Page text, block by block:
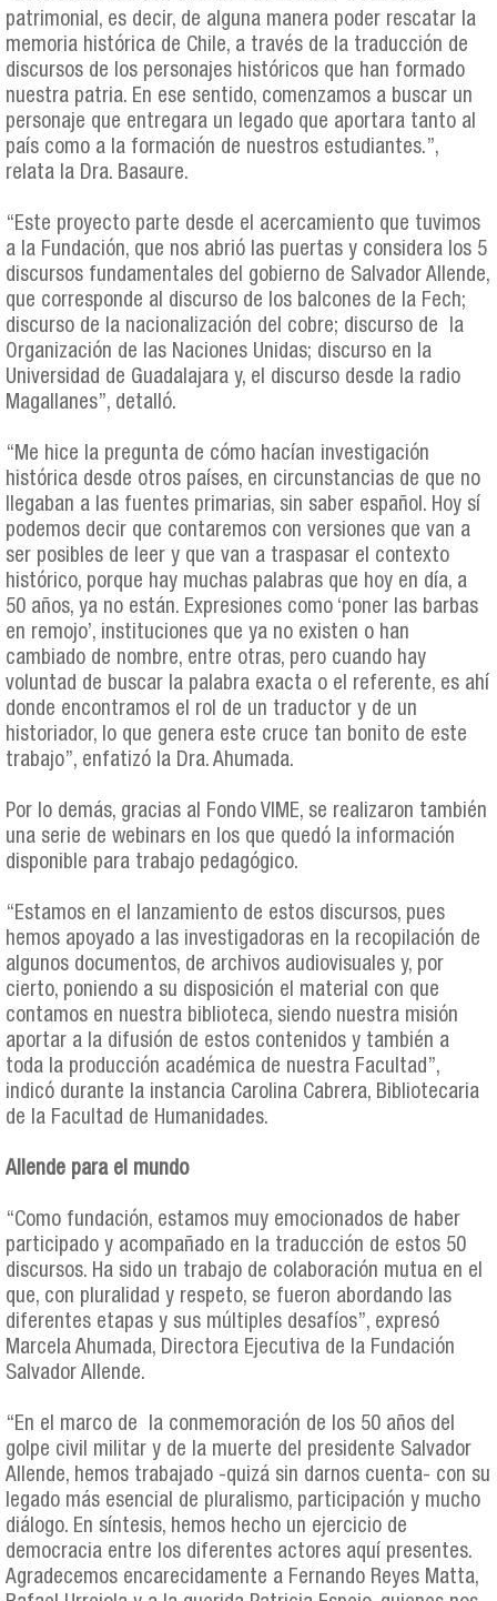
patrimonial, es decir, de alguna manera poder rescatar la
memoria histórica de Chile, a través de la traducción de
discursos de los personajes históricos que han formado
nuestra patria. En ese sentido, comenzamos a buscar un
personaje que entregara un legado que aportara tanto al
país como a la formación de nuestros estudiantes.”,
relata la Dra. Basaure.
“Este proyecto parte desde el acercamiento que tuvimos
a la Fundación, que nos abrió las puertas y considera los 5
discursos fundamentales del gobierno de Salvador Allende,
que corresponde al discurso de los balcones de la Fech;
discurso de la nacionalización del cobre; discurso de la
Organización de las Naciones Unidas; discurso en la
Universidad de Guadalajara y, el discurso desde la radio
Magallanes”, detalló.
“Me hice la pregunta de cómo hacían investigación
histórica desde otros países, en circunstancias de que no
llegaban a las fuentes primarias, sin saber español. Hoy sí
podemos decir que contaremos con versiones que van a
ser posibles de leer y que van a traspasar el contexto
histórico, porque hay muchas palabras que hoy en día, a
50 años, ya no están. Expresiones como ‘poner las barbas
en remojo’, instituciones que ya no existen o han
cambiado de nombre, entre otras, pero cuando hay
voluntad de buscar la palabra exacta o el referente, es ahí
donde encontramos el rol de un traductor y de un
historiador, lo que genera este cruce tan bonito de este
trabajo”, enfatizó la Dra. Ahumada.
Por lo demás, gracias al Fondo VIME, se realizaron también
una serie de webinars en los que quedó la información
disponible para trabajo pedagógico.
“Estamos en el lanzamiento de estos discursos, pues
hemos apoyado a las investigadoras en la recopilación de
algunos documentos, de archivos audiovisuales y, por
cierto, poniendo a su disposición el material con que
contamos en nuestra biblioteca, siendo nuestra misión
aportar a la difusión de estos contenidos y también a
toda la producción académica de nuestra Facultad”,
indicó durante la instancia Carolina Cabrera, Bibliotecaria
de la Facultad de Humanidades.
Allende para el mundo
“Como fundación, estamos muy emocionados de haber
participado y acompañado en la traducción de estos 50
discursos. Ha sido un trabajo de colaboración mutua en el
que, con pluralidad y respeto, se fueron abordando las
diferentes etapas y sus múltiples desafíos”, expresó
Marcela Ahumada, Directora Ejecutiva de la Fundación
Salvador Allende.
“En el marco de la conmemoración de los 50 años del
golpe civil militar y de la muerte del presidente Salvador
Allende, hemos trabajado -quizá sin darnos cuenta- con su
legado más esencial de pluralismo, participación y mucho
diálogo. En síntesis, hemos hecho un ejercicio de
democracia entre los diferentes actores aquí presentes.
Agradecemos encarecidamente a Fernando Reyes Matta,